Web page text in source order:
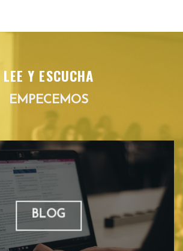
LEE Y ESCUCHA
EMPECEMOS
BLOG